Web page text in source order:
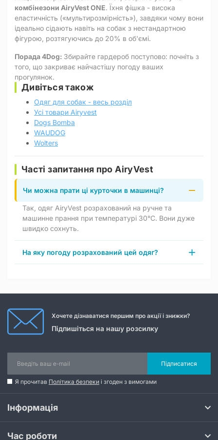
комбінезони AiryVest ONE. Їхня фішка - висока
еластичність («мультирозмірність»), завдяки чому вони
ідеально сідають навіть на собак з нестандартною
фігурою, розтягуючись до 20% в об'ємі.
Порада 4Dog: Збирайте гардероб поступово: почніть з
того, що закриває найчастішу погоду ваших
прогулянок.
Дивіться також
Одяг для собак - весь розділ
Усі товари Airyvest
Dogs Bomba
WAUDOG
Wolters
Часті запитання про AiryVest
Чи можна прати ці курточки в машинці?
Так, одяг AiryVest розрахований на ручне та
машинне прання при температурі 30°C. Вони дуже
швидко сохнуть.
На яку погоду розрахований цей одяг?
Хочете дізнаватися першим про акції і знижки?
Підпишіться на нашу розсилку
Підписатися
Я прочитав Політика безпеки і згоден з вимогами
Інформація
Час роботи